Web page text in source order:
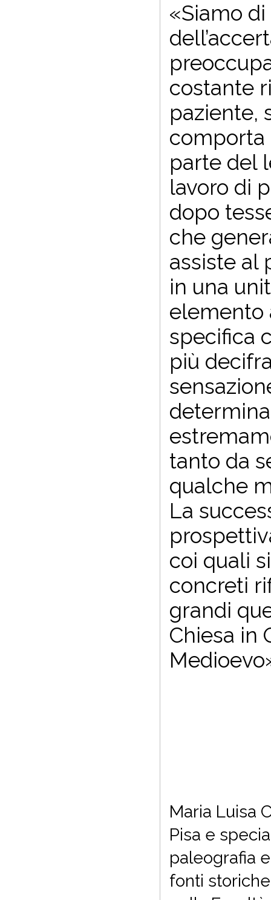
«Siamo
costante
paziente,
comporta
parte del
lavoro di
dopo
che
assiste al
in una
elemento
specifica
più
tanto da
qualche
La
coi quali
concreti
grandi
Chiesa in
Maria Luisa
Pisa e
paleografia
fonti